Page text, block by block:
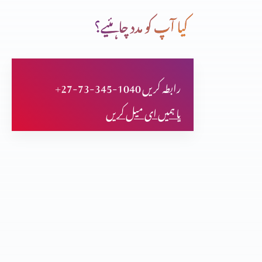
سمندری راستے
کیا مزامیر بھی سائنس کی تائیدکرتے ہیں؟(حصہ دوازدہم)
کیا آپ کو مدد چاہئیے؟
+27-73-345-1040 رابطہ کریں
یا ہمیں ای میل کریں